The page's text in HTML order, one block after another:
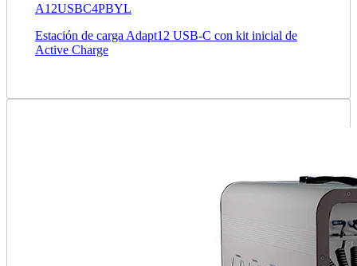
A12USBC4PBYL
Estación de carga Adapt12 USB‑C con kit inicial de
Active Charge